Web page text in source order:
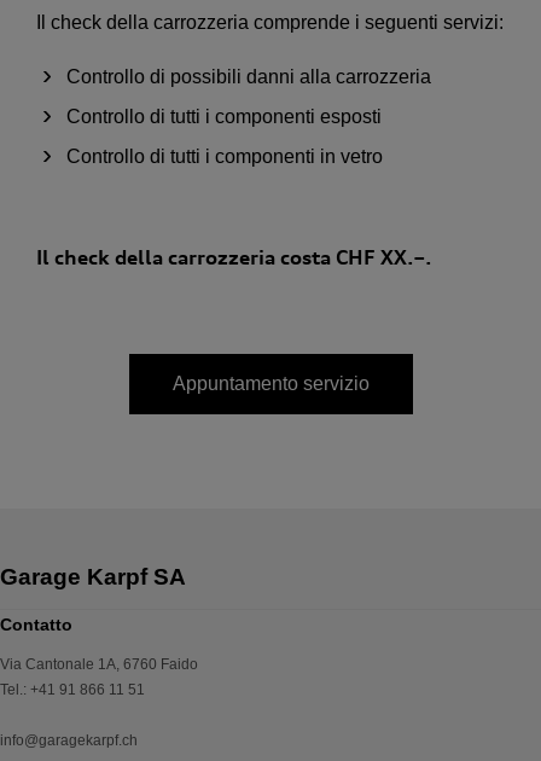
Il check della carrozzeria comprende i seguenti servizi:
Controllo di possibili danni alla carrozzeria
Controllo di tutti i componenti esposti
Controllo di tutti i componenti in vetro
Il check della carrozzeria costa CHF XX.–.
Appuntamento servizio
Contatto
Via Cantonale 1A, 6760 Faido
Tel.: +41 91 866 11 51
info@garagekarpf.ch